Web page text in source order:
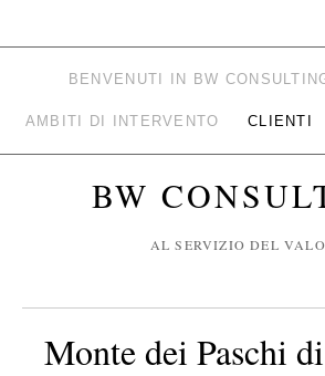
BENVENUTI IN BW
AMBITI DI INTERVENTO CLIENTI
BW
AL SERVIZIO DEL
Monte dei Paschi